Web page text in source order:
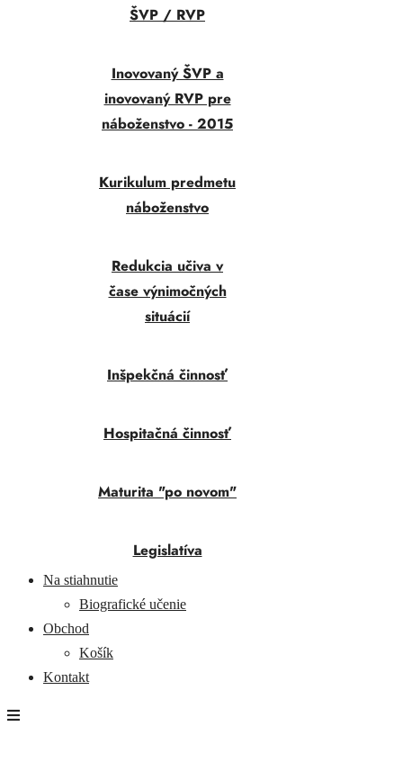
ŠVP / RVP
Inovovaný ŠVP a
inovovaný RVP pre
náboženstvo - 2015
Kurikulum predmetu
náboženstvo
Redukcia učiva v
čase výnimočných
situácií
Inšpekčná činnosť
Hospitačná činnosť
Maturita "po novom"
Legislatíva
Na stiahnutie
Biografické učenie
Obchod
Košík
Kontakt